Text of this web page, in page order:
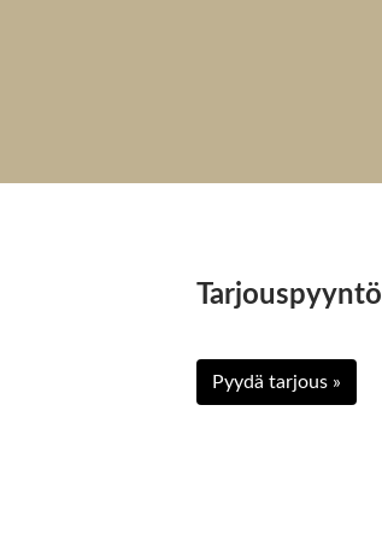
Tarjouspyyntö
Pyydä tarjous »